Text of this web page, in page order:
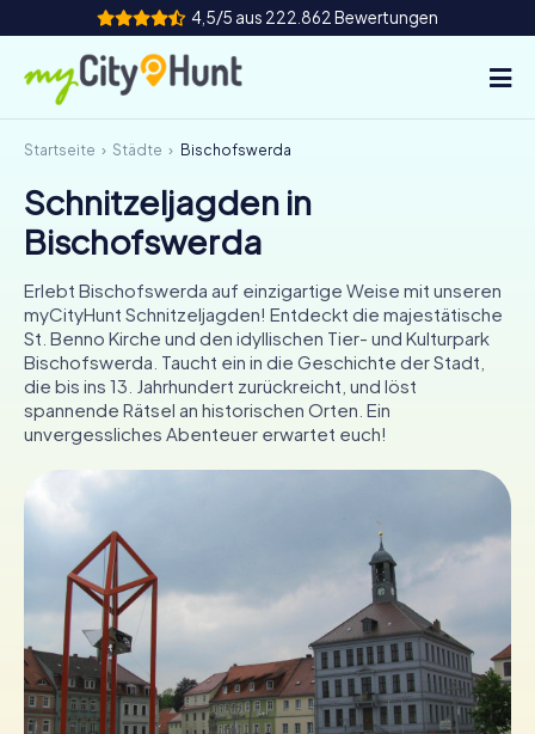
4,5/5 aus 222.862 Bewertungen
So funktioniert's
Städte
Teamevent
Tickets
INT AT CH
FR UK
IE
Tickets buchen
Gutscheine bestellen
Startseite Städte Bischofswerda
Schnitzeljagden in
Bischofswerda
Erlebt Bischofswerda auf einzigartige Weise mit unseren
myCityHunt Schnitzeljagden! Entdeckt die majestätische
St. Benno Kirche und den idyllischen Tier- und Kulturpark
Bischofswerda. Taucht ein in die Geschichte der Stadt,
die bis ins 13. Jahrhundert zurückreicht, und löst
spannende Rätsel an historischen Orten. Ein
unvergessliches Abenteuer erwartet euch!